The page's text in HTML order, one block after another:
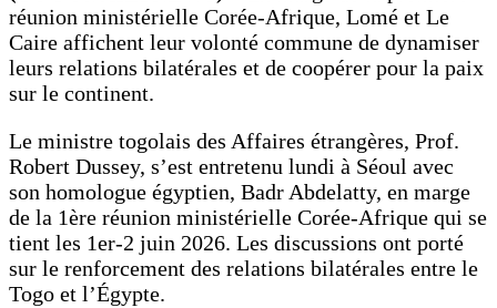
réunion ministérielle Corée-Afrique, Lomé et Le
Caire affichent leur volonté commune de dynamiser
leurs relations bilatérales et de coopérer pour la paix
sur le continent.
Le ministre togolais des Affaires étrangères, Prof.
Robert Dussey, s’est entretenu lundi à Séoul avec
son homologue égyptien, Badr Abdelatty, en marge
de la 1ère réunion ministérielle Corée-Afrique qui se
tient les 1er-2 juin 2026. Les discussions ont porté
sur le renforcement des relations bilatérales entre le
Togo et l’Égypte.